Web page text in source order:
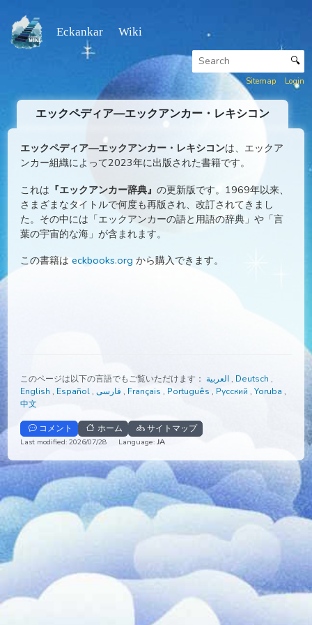
Eckankar Wiki
Sitemap
エックペディア—エックアンカー・レキシコン
エックペディア—エックアンカー・レキシコン
は、エック
ンカー組織によって2023年に出版された書籍です。
これは『エックアンカー辞典』の更新版です。1969年以
さまざまなタイトルで何度も再版され、改訂されてきまし
た。その中には「エックアンカーの語と用語の辞典」や「
葉の宇宙的な海」が含まれます。
このページは以下の言語でもご覧いただけます：
English,Español, فارسی,Français,Português
コメント ホーム サイトマップ
Last modified: 2026/07/28 Language:JA